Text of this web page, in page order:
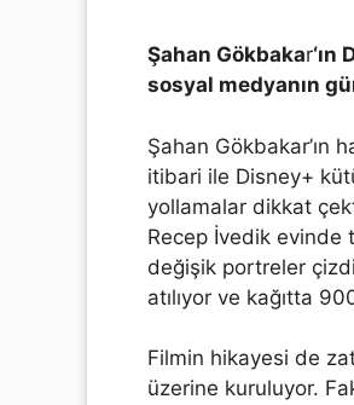
Şahan Gökbakar
sosyal medyanın
Şahan Gökbakar’ın
itibari ile Disney+
yollamalar dikkat
Recep İvedik evinde
değişik portreler
atılıyor ve kağıtta
Filmin hikayesi de
üzerine kuruluyor.